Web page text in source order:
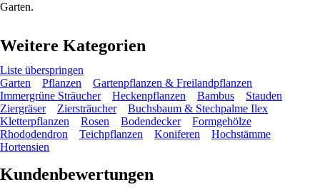
Garten.
Weitere Kategorien
Liste überspringen
Garten
Pflanzen
Gartenpflanzen & Freilandpflanzen
Immergrüne Sträucher
Heckenpflanzen Bambus
Stauden
Ziergräser
Ziersträucher
Buchsbaum & Stechpalme Ilex
Kletterpflanzen
Rosen Bodendecker
Formgehölze
Rhododendron
Teichpflanzen Koniferen
Hochstämme
Hortensien
Kundenbewertungen